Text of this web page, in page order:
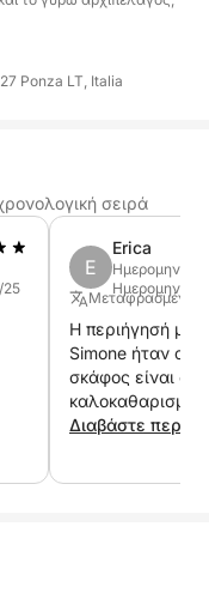
Ponza LT, Italia
σειρά
25
E
Erica
Ημερομηνία
Ημερομηνία
Μεταφρασμένο
Η περιήγησή
Simone ήταν
σκάφος είναι
διηγήθηκε την
Διαβάστε